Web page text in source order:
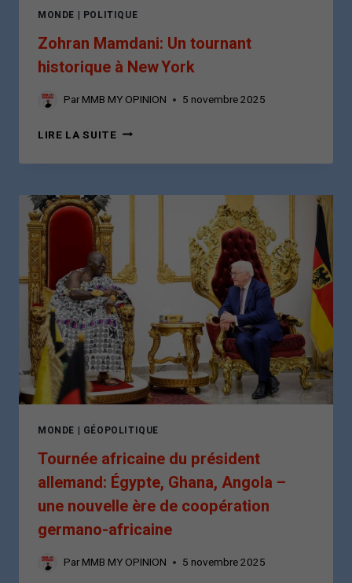
MONDE | POLITIQUE
Zohran Mamdani: Un tournant
historique à New York
Par MMB MY OPINION 5 novembre 2025
LIRE LA SUITEZOHRAN
UN
HISTORIQUE
MONDE | GÉOPOLITIQUE
Tournée africaine du président
allemand: Égypte, Ghana, Angola –
une nouvelle ère de coopération
germano-africaine
Par MMB MY OPINION 5 novembre 2025